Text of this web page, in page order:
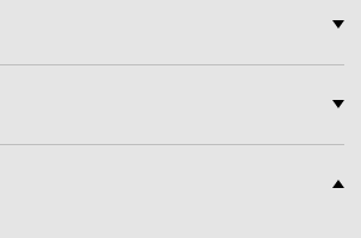
impulsu:
impulsu:6 000 mJ
impulsu: